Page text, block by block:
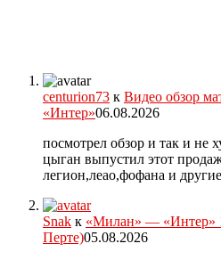
centurion73 к Видео обзор
«Интер»06.08.2026
посмотрел обзор и так и не
цыган выпустил этот
легион,леао,фофана и
Snak к «Милан» — «Интер»
Перте)05.08.2026